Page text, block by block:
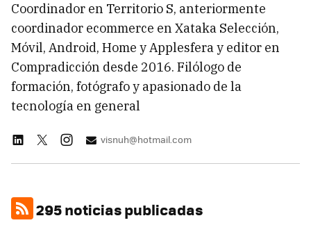
Coordinador en Territorio S, anteriormente
coordinador ecommerce en Xataka Selección,
Móvil, Android, Home y Applesfera y editor en
Compradicción desde 2016. Filólogo de
formación, fotógrafo y apasionado de la
tecnología en general
visnuh@hotmail.com
295 noticias publicadas